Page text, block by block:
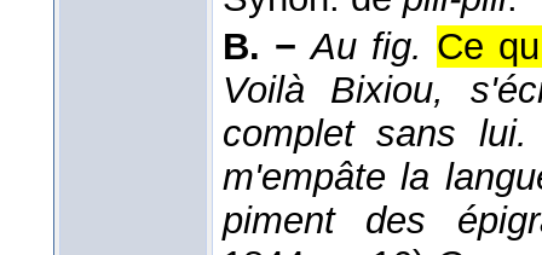
B. − Au fig. Ce
Voilà Bixiou,
complet sans
m'empâte la
piment des